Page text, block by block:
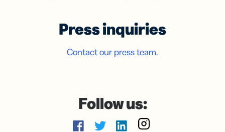
Press inquiries
Contact our press team.
Follow us: